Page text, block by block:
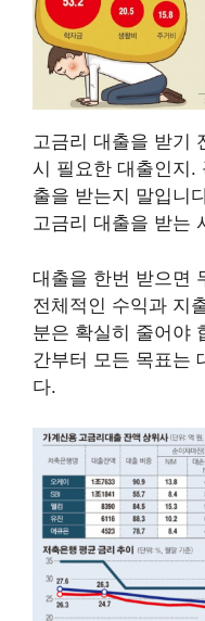
고금리 대출을 받기
시 필요한 대출인지.
출을 받는지 말입니
고금리 대출을 받는
대출을 한번 받으면
전체적인 수익과 지
분은 확실히 줄어야
간부터 모든 목표는
다.